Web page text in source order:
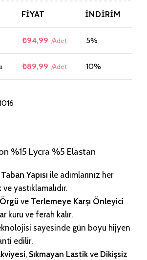
FIYAT İNDIRIM
₺94,99 5%
₺89,99 10%
%15 Lycra %5 Elastan
Yapısı ile adımlarınız her
yastıklamalıdır.
ve Terlemeye Karşı Önleyici
kuru ve ferah kalır.
sayesinde gün boyu hijyen
edilir.
, Sıkmayan Lastik ve Dikişsiz